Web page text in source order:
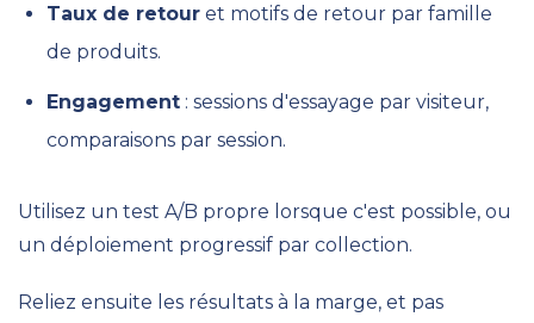
Taux de retour et motifs de retour par famille
de produits.
Engagement : sessions d'essayage par visiteur,
comparaisons par session.
Utilisez un test A/B propre lorsque c'est possible, ou
un déploiement progressif par collection.
Reliez ensuite les résultats à la marge, et pas